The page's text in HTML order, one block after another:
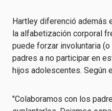
Hartley diferenció además
la alfabetización corporal
puede forzar involuntaria
padres a no participar en
hijos adolescentes. Según
"Colaboramos con los